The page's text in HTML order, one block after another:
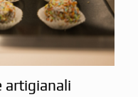
artigianali